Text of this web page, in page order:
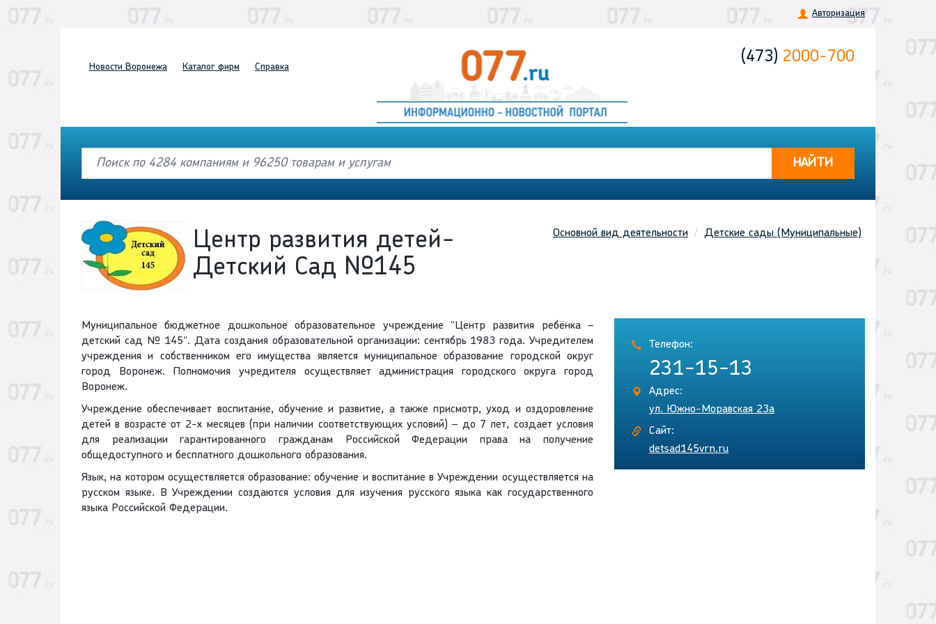
Авторизация
Новости Воронежа Каталог фирм Справка
(473) 2000-700
НАЙТИ
Основной вид деятельности Детские сады (Муниципальные)
Центр развития детей-
Детский Сад №145
Муниципальное бюджетное дошкольное образовательное учреждение "Центр развития ребёнка –
детский сад № 145". Дата создания образовательной организации: сентябрь 1983 года. Учредителем
учреждения и собственником его имущества является муниципальное образование городской округ
город Воронеж. Полномочия учредителя осуществляет администрация городского округа город
Воронеж.
Учреждение обеспечивает воспитание, обучение и развитие, а также присмотр, уход и оздоровление
детей в возрасте от 2-х месяцев (при наличии соответствующих условий) – до 7 лет, создает условия
для реализации гарантированного гражданам Российской Федерации права на получение
общедоступного и бесплатного дошкольного образования.
Язык, на котором осуществляется образование: обучение и воспитание в Учреждении осуществляется на
русском языке. В Учреждении создаются условия для изучения русского языка как государственного
языка Российской Федерации.
Телефон:
231-15-13
Адрес:
ул. Южно-Моравская 23а
Сайт:
detsad145vrn.ru